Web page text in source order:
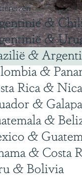
&
&
&
&
Rica &
&
&
&
& Costa
& Bolivia